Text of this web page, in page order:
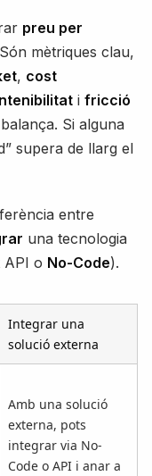
preu per
mètriques clau,
, cost
i fricció
Si alguna
supera de llarg el
entre
una tecnologia
API o No-Code).
Integrar una
solució externa
Amb una solució
externa, pots
integrar via No-
Code o API i anar a